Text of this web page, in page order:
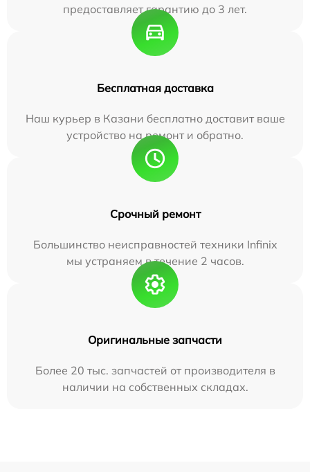
предоставляет гарантию до 3 лет.
Бесплатная доставка
Наш курьер в Казани бесплатно доставит ваше
устройство на ремонт и обратно.
Срочный ремонт
Большинство неисправностей техники Infinix
мы устраняем в течение 2 часов.
Оригинальные запчасти
Более 20 тыс. запчастей от производителя в
наличии на собственных складах.